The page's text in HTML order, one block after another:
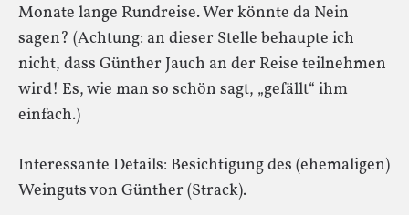
Monate lange Rundreise. Wer könnte da Nein
sagen? (Achtung: an dieser Stelle behaupte ich
nicht, dass Günther Jauch an der Reise teilnehmen
wird! Es, wie man so schön sagt, „gefällt“ ihm
einfach.)
Interessante Details: Besichtigung des (ehemaligen)
Weinguts von Günther (Strack).